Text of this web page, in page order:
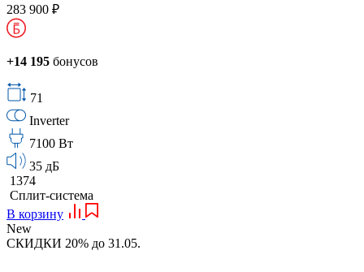
283 900 ₽
+14 195 бонусов
71
Inverter
7100 Вт
35 дБ
1374
Сплит-система
В корзину
New
СКИДКИ 20% до 31.05.